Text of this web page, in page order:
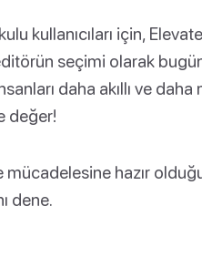
kullanıcıları için,
seçimi olarak
daha akıllı ve
değer!
mücadelesine hazır
dene.